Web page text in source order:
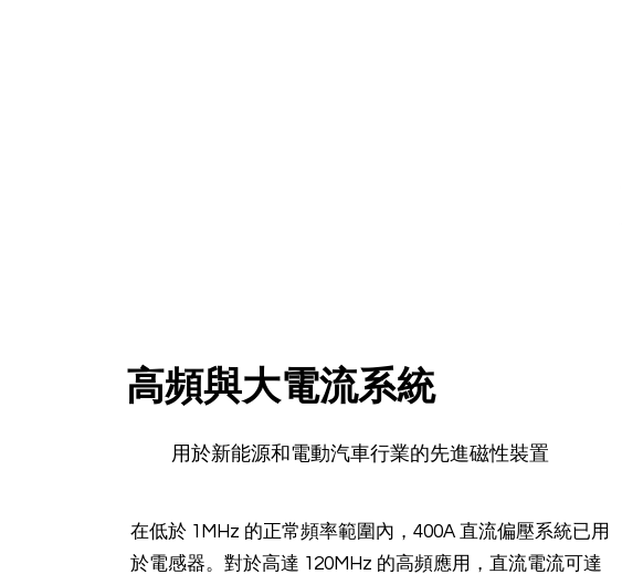
高頻與大電流系統
用於新能源和電動汽車行業的先進磁性裝置
在低於 1MHz 的正常頻率範圍內，400A 直流偏壓系統已用
於電感器。對於高達 120MHz 的高頻應用，直流電流可達